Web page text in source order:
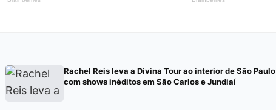
Rachel Reis leva a Divina Tour ao interior de São Paulo
com shows inéditos em São Carlos e Jundiaí